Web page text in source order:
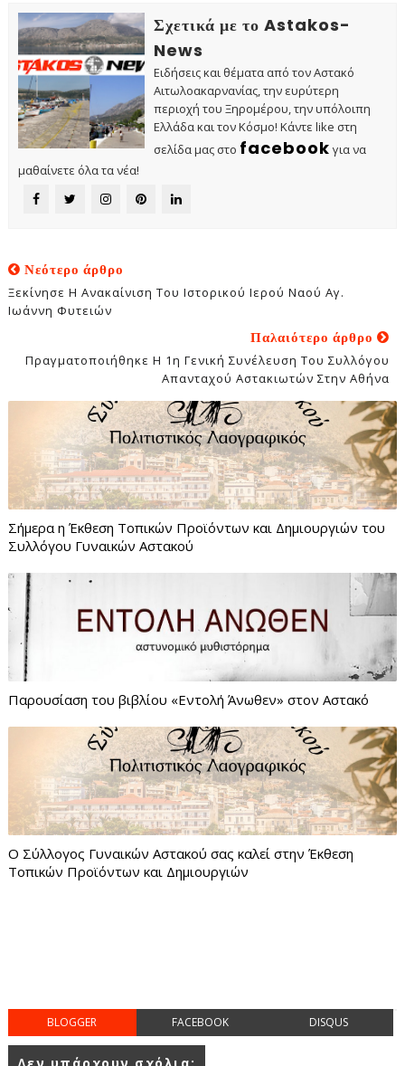
Σχετικά με το Astakos-
News
Ειδήσεις και θέματα από τον Αστακό
Αιτωλοακαρνανίας, την ευρύτερη
περιοχή του Ξηρομέρου, την υπόλοιπη
Ελλάδα και τον Κόσμο! Κάντε like στη
σελίδα μας στο facebook για να
μαθαίνετε όλα τα νέα!
Νεότερο άρθρο
Ξεκίνησε Η Ανακαίνιση Του Ιστορικού Ιερού Ναού Αγ.
Ιωάννη Φυτειών
Παλαιότερο άρθρο
Πραγματοποιήθηκε Η 1η Γενική Συνέλευση Του Συλλόγου
Απανταχού Αστακιωτών Στην Αθήνα
Σήμερα η Έκθεση Τοπικών Προϊόντων και Δημιουργιών του
Συλλόγου Γυναικών Αστακού
Παρουσίαση του βιβλίου «Εντολή Άνωθεν» στον Αστακό
Ο Σύλλογος Γυναικών Αστακού σας καλεί στην Έκθεση
Τοπικών Προϊόντων και Δημιουργιών
BLOGGER FACEBOOK DISQUS